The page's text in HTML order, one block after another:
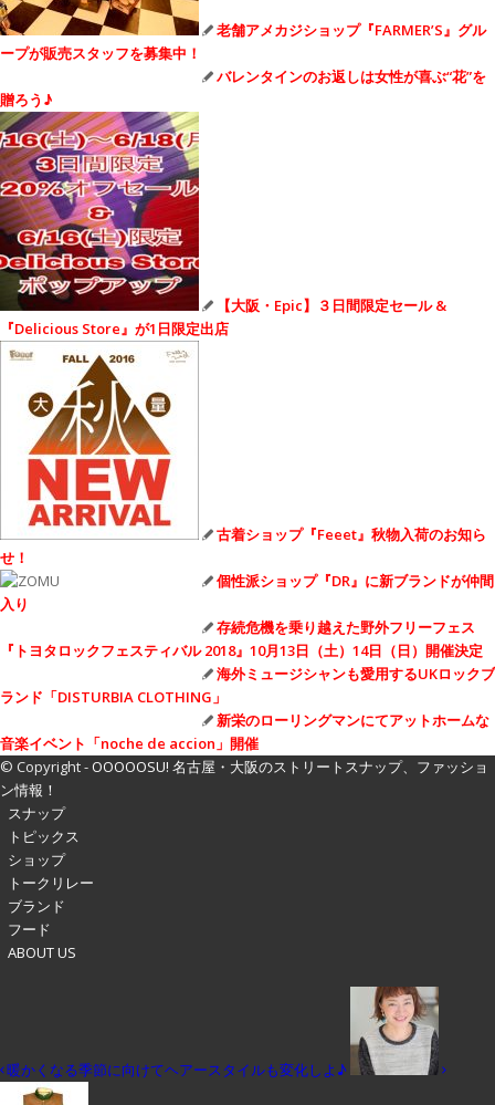
老舗アメカジショップ『FARMER’S』グル
ープが販売スタッフを募集中！
バレンタインのお返しは女性が喜ぶ“花”を
贈ろう♪
【大阪・Epic】３日間限定セール &
『Delicious Store』が1日限定出店
古着ショップ『Feeet』秋物入荷のお知ら
せ！
個性派ショップ『DR』に新ブランドが仲間
入り
存続危機を乗り越えた野外フリーフェス
『トヨタロックフェスティバル 2018』10月13日（土）14日（日）開催決定
海外ミュージシャンも愛用するUKロックブ
ランド「DISTURBIA CLOTHING」
新栄のローリングマンにてアットホームな
音楽イベント「noche de accion」開催
© Copyright - OOOOOSU! 名古屋・大阪のストリートスナップ、ファッショ
ン情報！
スナップ
トピックス
ショップ
トークリレー
ブランド
フード
ABOUT US
暖かくなる季節に向けてヘアースタイルも変化しよ♪